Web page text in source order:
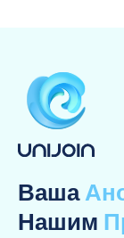
Ваша
Нашим